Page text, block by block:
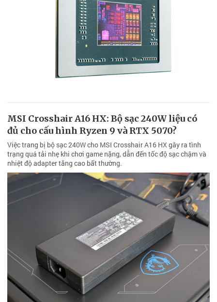
MSI Crosshair A16 HX: Bộ sạc 240W liệu có
đủ cho cấu hình Ryzen 9 và RTX 5070?
Việc trang bị bộ sạc 240W cho MSI Crosshair A16 HX gây ra tình
trạng quá tải nhẹ khi chơi game nặng, dẫn đến tốc độ sạc chậm và
nhiệt độ adapter tăng cao bất thường.